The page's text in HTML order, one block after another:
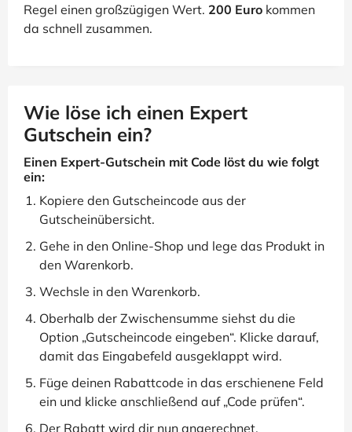
Regel einen großzügigen Wert. 200 Euro kommen
da schnell zusammen.
Wie löse ich einen Expert
Gutschein ein?
Einen Expert-Gutschein mit Code löst du wie folgt
ein:
Kopiere den Gutscheincode aus der
Gutscheinübersicht.
Gehe in den Online-Shop und lege das Produkt in
den Warenkorb.
Wechsle in den Warenkorb.
Oberhalb der Zwischensumme siehst du die
Option „Gutscheincode eingeben“. Klicke darauf,
damit das Eingabefeld ausgeklappt wird.
Füge deinen Rabattcode in das erschienene Feld
ein und klicke anschließend auf „Code prüfen“.
Der Rabatt wird dir nun angerechnet.